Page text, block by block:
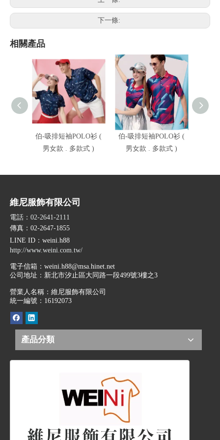
下一條:
相關產品
伯-吸排短袖POLO衫 (
男女款 . 多款式 )
伯-吸排短袖POLO衫 (
男女款 . 多款式 )
維尼服飾有限公司
電話：02-2641-2111
傳真：02-2647-1855
LINE ID ：weini.h88
http://www.weini.com.tw/
電子信箱： weini.h88@msa.hinet.net
公司地址： 新北市汐止區大同路一段499號3樓之3
營業人名稱：維尼服飾有限公司
統一編號：16192073
產品分類